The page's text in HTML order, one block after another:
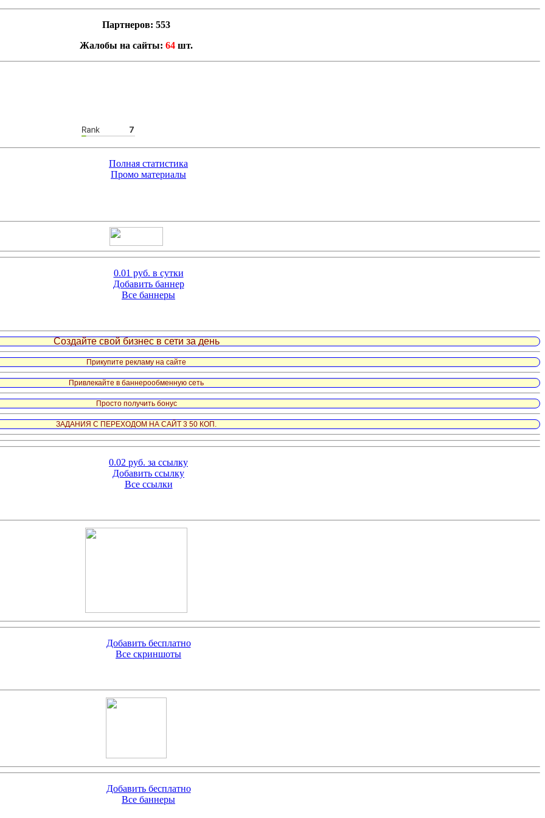
Партнеров: 553
Жалобы на сайты: 64 шт.
Полная статистика
Промо материалы
0.01 руб. в сутки
Добавить баннер
Все баннеры
Создайте свой бизнес в сети за день
Прикупите рекламу на сайте
Привлекайте в баннерообменную сеть
Просто получить бонус
ЗАДАНИЯ С ПЕРЕХОДОМ НА САЙТ 3 50 КОП.
0.02 руб. за ссылку
Добавить ссылку
Все ссылки
Добавить бесплатно
Все скриншоты
Добавить бесплатно
Все баннеры